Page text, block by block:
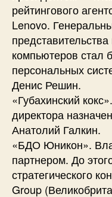
рейтингового
Lenovo.
компьютеров стал
персональных
Денис Решин.
«Губахинский
директора
Анатолий Галкин.
«БДО Юникон».
партнером. До
стратегического
Group